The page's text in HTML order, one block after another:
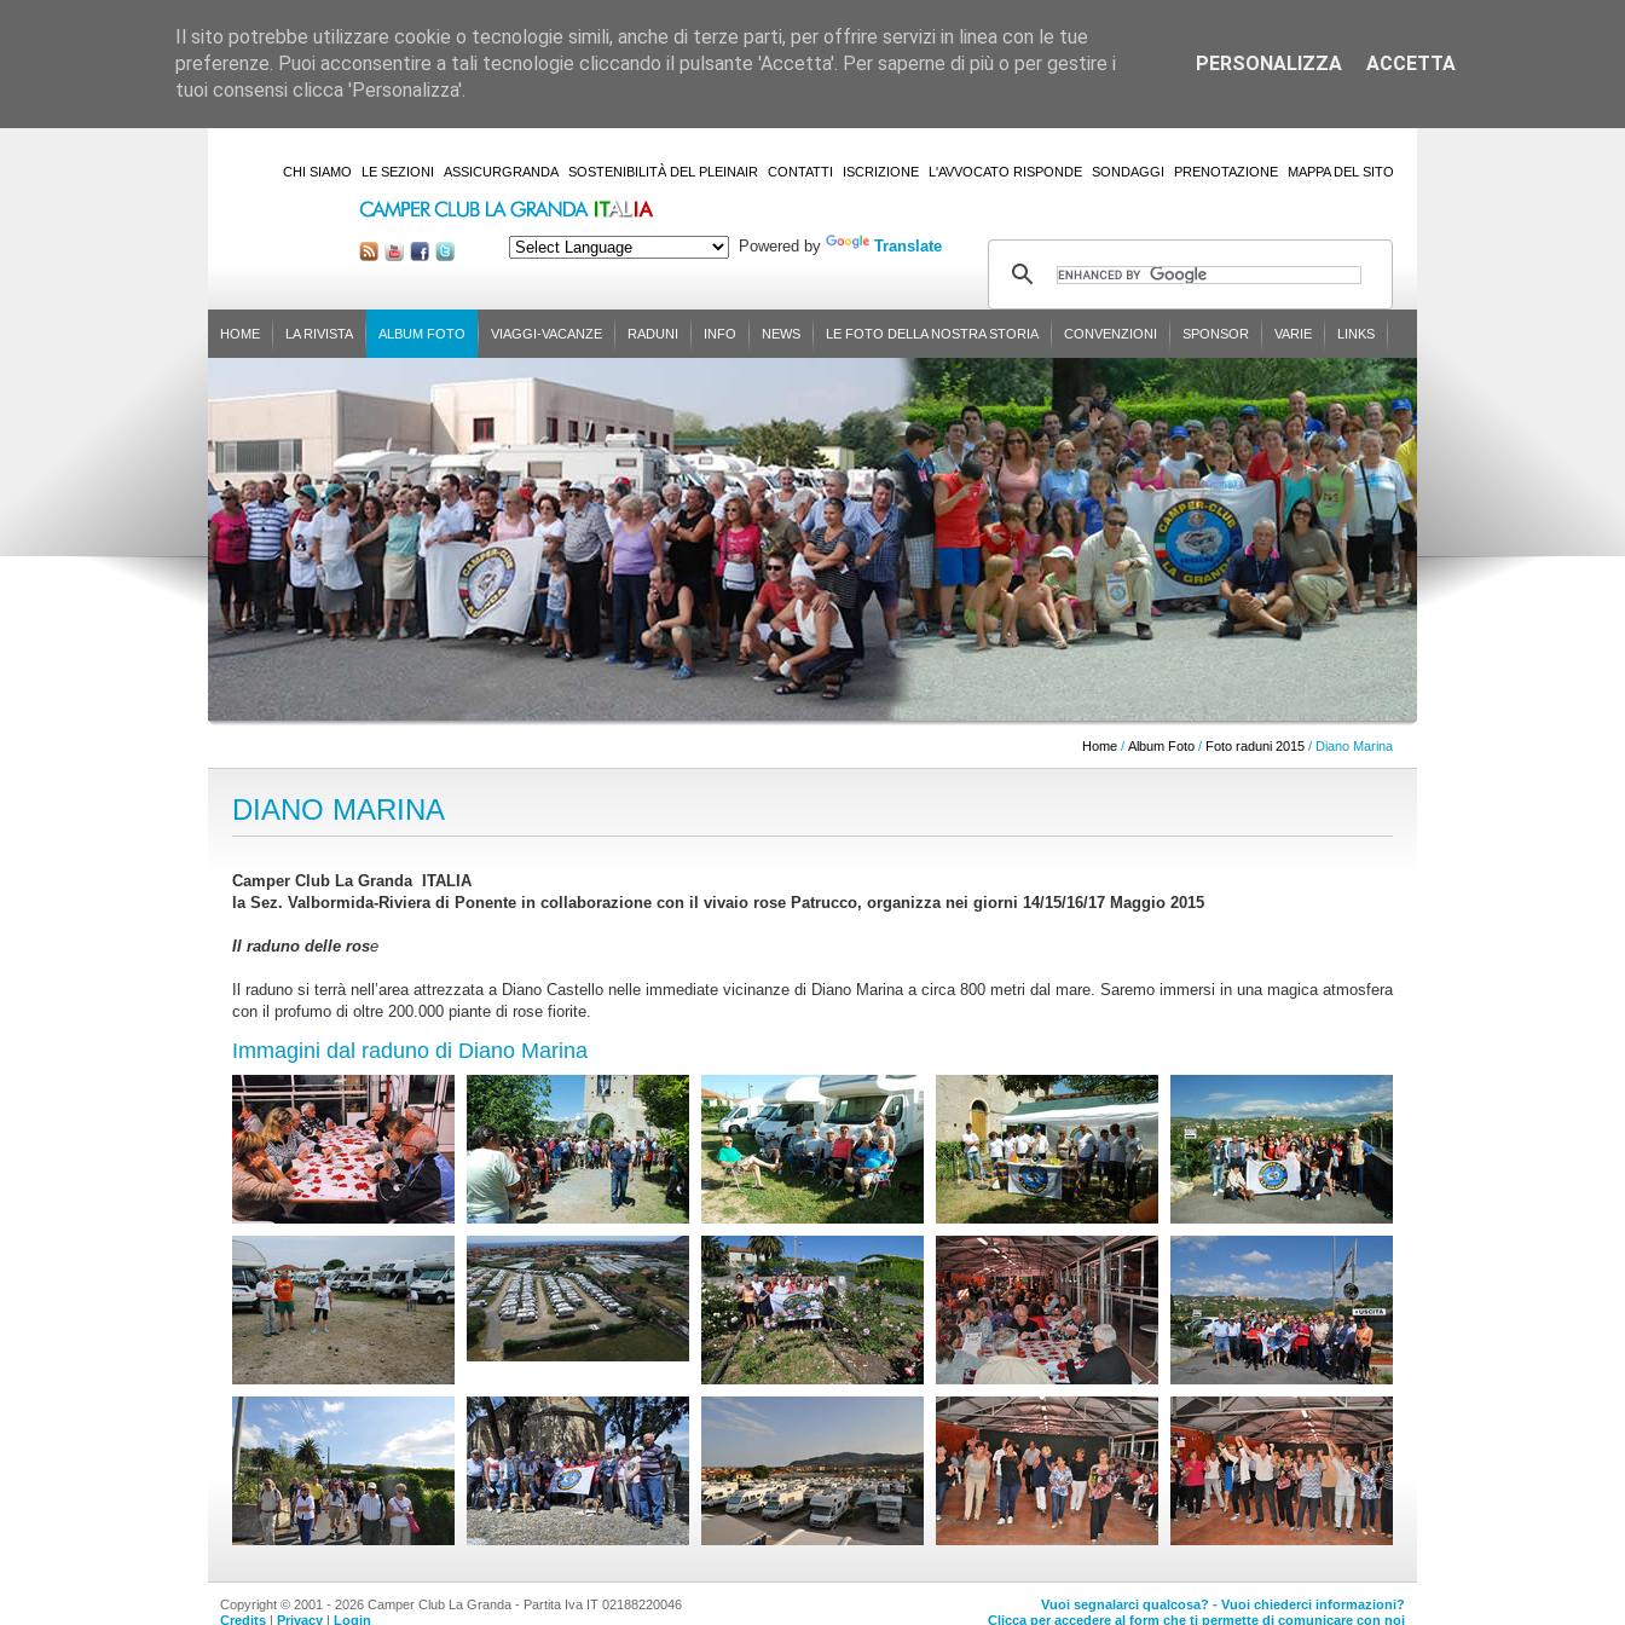
CHI SIAMO LE SEZIONI ASSICURGRANDA SOSTENIBILITÀ DEL PLEINAIR CONTATTI ISCRIZIONE L'AVVOCATO RISPONDE SONDAGGI PRENOTAZIONE MAPPA DEL SITO
Powered by Translate
HOME LA RIVISTA ALBUM FOTO VIAGGI-VACANZE RADUNI INFO NEWS LE FOTO DELLA NOSTRA STORIA CONVENZIONI SPONSOR VARIE LINKS
Home / Album Foto / Foto raduni 2015 / Diano Marina
DIANO MARINA
Camper Club La Granda ITALIA
la Sez. Valbormida-Riviera di Ponente in collaborazione con il vivaio rose Patrucco, organizza nei giorni 14/15/16/17 Maggio 2015
Il raduno delle rose
Il raduno si terrà nell’area attrezzata a Diano Castello nelle immediate vicinanze di Diano Marina a circa 800 metri dal mare. Saremo immersi in una magica atmosfera
con il profumo di oltre 200.000 piante di rose fiorite.
Immagini dal raduno di Diano Marina
Copyright © 2001 - 2026 Camper Club La Granda - Partita Iva IT 02188220046
Credits | Privacy | Login
Vuoi segnalarci qualcosa? - Vuoi chiederci informazioni?
Clicca per accedere al form che ti permette di comunicare con noi
Il sito potrebbe utilizzare cookie o tecnologie simili, anche di terze parti, per offrire servizi in linea con le tue
preferenze. Puoi acconsentire a tali tecnologie cliccando il pulsante 'Accetta'. Per saperne di più o per gestire i
tuoi consensi clicca 'Personalizza'.
PERSONALIZZA ACCETTA